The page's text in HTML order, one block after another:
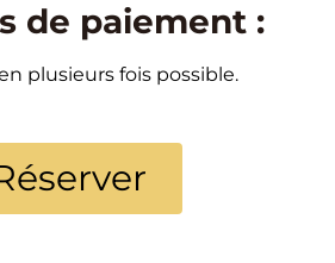
de paiement :
plusieurs fois possible.